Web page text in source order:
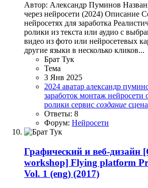
Автор: Александр Пуминов
через нейросети (2024) Описание
нейросетях для заработка
ролики из текста или аудио с
видео из фото или нейросетевых
другие языки в несколько кликов...
Брат Тук
Тема
3 Янв 2025
2024 аватар александр
заработок монтаж нейросети
ролики сервис создание
Ответы: 8
Форум: Нейросети
Графический и веб-дизайн
workshop] Flying platform
Vol. 1 (eng) (2017)